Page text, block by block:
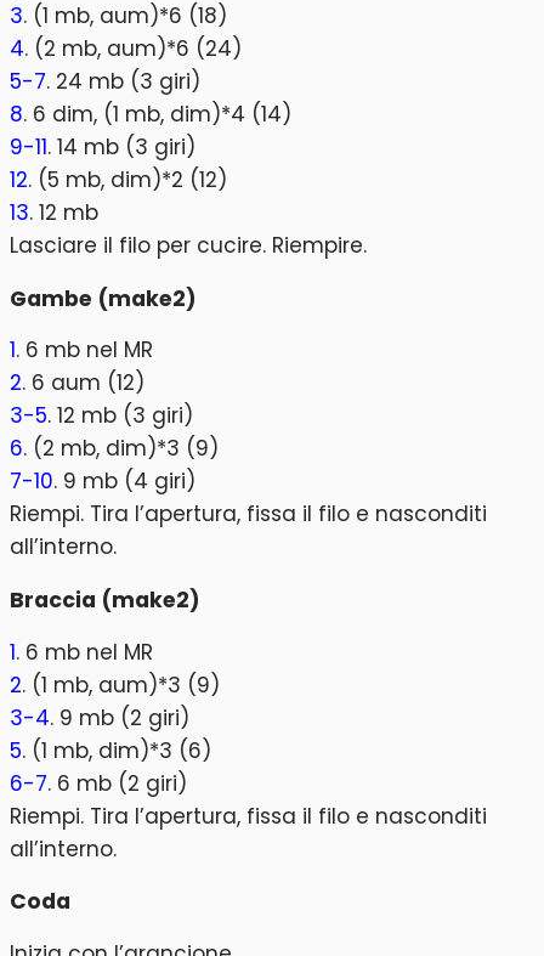
3. (1 mb, aum)*6 (18)
4. (2 mb, aum)*6 (24)
5-7. 24 mb (3 giri)
8. 6 dim, (1 mb, dim)*4 (14)
9-11. 14 mb (3 giri)
12. (5 mb, dim)*2 (12)
13. 12 mb
Lasciare il filo per cucire. Riempire.
Gambe (make2)
1. 6 mb nel MR
2. 6 aum (12)
3-5. 12 mb (3 giri)
6. (2 mb, dim)*3 (9)
7-10. 9 mb (4 giri)
Riempi. Tira l’apertura, fissa il filo e nasconditi
all’interno.
Braccia (make2)
1. 6 mb nel MR
2. (1 mb, aum)*3 (9)
3-4. 9 mb (2 giri)
5. (1 mb, dim)*3 (6)
6-7. 6 mb (2 giri)
Riempi. Tira l’apertura, fissa il filo e nasconditi
all’interno.
Coda